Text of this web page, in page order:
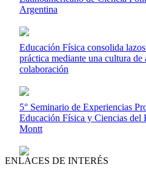
Argentina
Educación Física consolida
práctica mediante una cultura
colaboración
5° Seminario de Experiencias
Educación Física y Ciencias del
Montt
ENLACES DE INTERÉS